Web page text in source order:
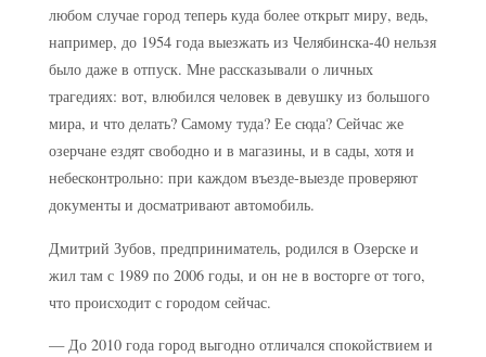
любом случае город теперь куда более открыт миру, ведь,
например, до 1954 года выезжать из Челябинска-40 нельзя
было даже в отпуск. Мне рассказывали о личных
трагедиях: вот, влюбился человек в девушку из большого
мира, и что делать? Самому туда? Ее сюда? Сейчас же
озерчане ездят свободно и в магазины, и в сады, хотя и
небесконтрольно: при каждом въезде-выезде проверяют
документы и досматривают автомобиль.
Дмитрий Зубов, предприниматель, родился в Озерске и
жил там с 1989 по 2006 годы, и он не в восторге от того,
что происходит с городом сейчас.
— До 2010 года город выгодно отличался спокойствием и